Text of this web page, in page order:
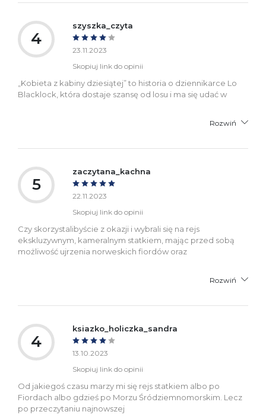
4
szyszka_czyta
23.11.2023
Skopiuj link do opinii
„Kobieta z kabiny dziesiątej” to historia o dziennikarce Lo
Blacklock, która dostaje szansę od losu i ma się udać w
Rozwiń
5
zaczytana_kachna
22.11.2023
Skopiuj link do opinii
Czy skorzystalibyście z okazji i wybrali się na rejs
ekskluzywnym, kameralnym statkiem, mając przed sobą
możliwość ujrzenia norweskich fiordów oraz
Rozwiń
4
ksiazko_holiczka_sandra
13.10.2023
Skopiuj link do opinii
Od jakiegoś czasu marzy mi się rejs statkiem albo po
Fiordach albo gdzieś po Morzu Śródziemnomorskim. Lecz
po przeczytaniu najnowszej